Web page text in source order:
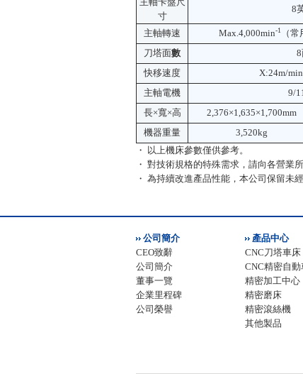
寸
8
主軸轉速 Max.4,000min-1 （
刀塔面數
快移速度
X:24m/
主軸電機
9/
長×寬×高
2,376×1,635×1,700mm
機器重量
3,520kg
・ 以上機床參數僅供參考。
・ 對技術規格的特殊需求，請向各營業
・ 為持續改進產品性能，本公司保留未
公司簡介
CEO致辭
公司簡介
董事一覽
企業里程碑
公司榮譽
產品中心
CNC刀塔車床
CNC精密自動
精密加工中心
精密磨床
精密滾絲機
其他製品